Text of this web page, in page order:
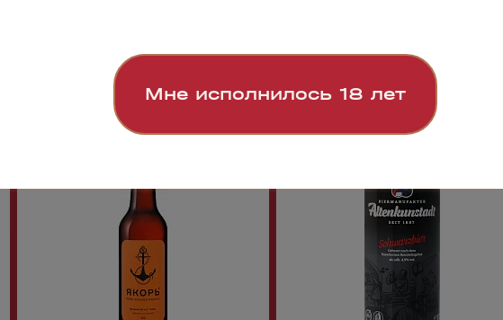
Мне исполнилось 18 лет